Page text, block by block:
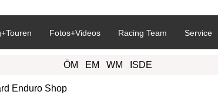
Fotos+Videos Racing Team Service
ÖM EM WM ISDE